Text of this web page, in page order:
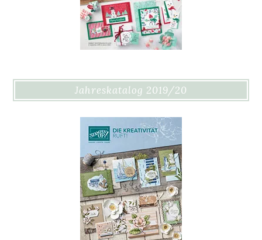
Jahreskatalog 2019/20